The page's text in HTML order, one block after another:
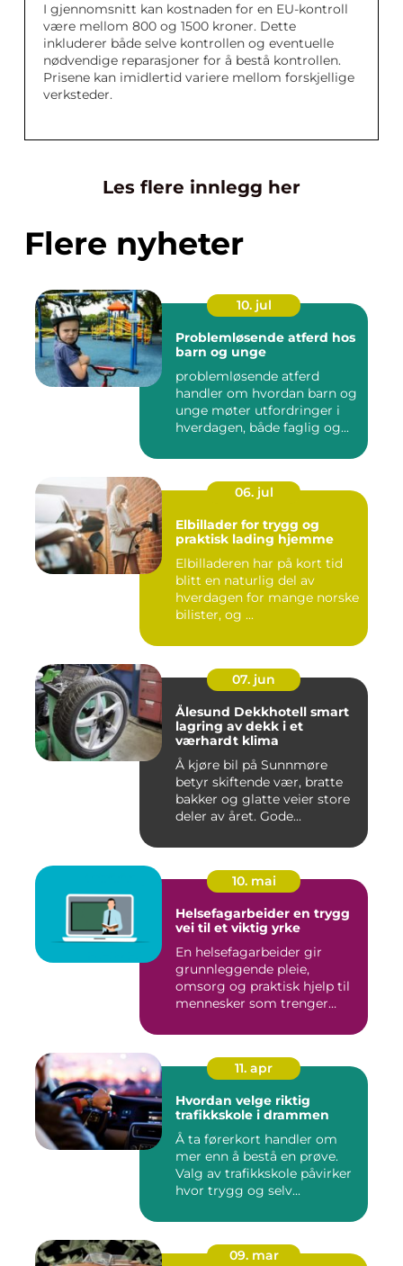
I gjennomsnitt kan kostnaden for en EU-kontroll
være mellom 800 og 1500 kroner. Dette
inkluderer både selve kontrollen og eventuelle
nødvendige reparasjoner for å bestå kontrollen.
Prisene kan imidlertid variere mellom forskjellige
verksteder.
Les flere innlegg her
Flere nyheter
10. jul
Problemløsende atferd hos
barn og unge
problemløsende atferd
handler om hvordan barn og
unge møter utfordringer i
hverdagen, både faglig og...
06. jul
Elbillader for trygg og
praktisk lading hjemme
Elbilladeren har på kort tid
blitt en naturlig del av
hverdagen for mange norske
bilister, og ...
07. jun
Ålesund Dekkhotell smart
lagring av dekk i et
værhardt klima
Å kjøre bil på Sunnmøre
betyr skiftende vær, bratte
bakker og glatte veier store
deler av året. Gode...
10. mai
Helsefagarbeider en trygg
vei til et viktig yrke
En helsefagarbeider gir
grunnleggende pleie,
omsorg og praktisk hjelp til
mennesker som trenger
11. apr
Hvordan velge riktig
trafikkskole i drammen
Å ta førerkort handler om
mer enn å bestå en prøve.
Valg av trafikkskole påvirker
hvor trygg og selv...
09. mar